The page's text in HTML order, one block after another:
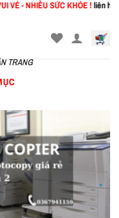
NHIỀU SỨC KHỎE !liên hệ
TRANG